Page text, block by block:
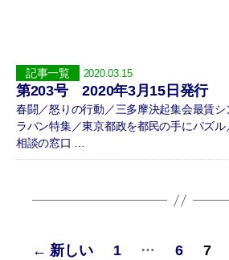
記事一覧 2020.03.15
第203号 2020年3月15日発行
春闘／怒りの行動／三多摩決起集会最賃
ラバン特集／東京都政を都民の手にパズ
相談の窓口 …
投
← 新しい 1 … 6 7